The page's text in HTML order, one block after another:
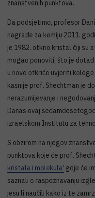
znanstvenih punktova.
Da podsjetimo, profesor
nagrade za kemiju 2011.
je 1982. otkrio kristal čiji su
mogao ponoviti, što je
u novo otkriće uvjeriti
kasnije prof. Shechtman je
nerazumijevanje i
Danas ovaj
izraelskom Institutu za
S obzirom na njegov
punktova koje će prof.
kristala i molekula' gdje će
saznali o raspoznavanju
jesu li naučili kako iz te